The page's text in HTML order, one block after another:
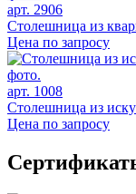
арт. 2906
Столешница из
Цена по запросу
арт. 1008
Столешница из
Цена по запросу